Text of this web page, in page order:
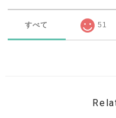
すべて 51